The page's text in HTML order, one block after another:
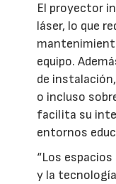
El proyector
láser, lo que
equipo.
de
o incluso
facilita su
entornos
“Los
y la